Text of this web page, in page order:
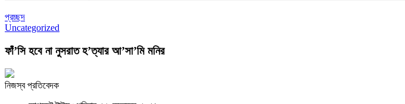
প্রচ্ছদ
Uncategorized
ফাঁ’সি হবে না নুসরাত হ’ত্যার আ’সা’মি মনির
নিজস্ব প্রতিবেদক